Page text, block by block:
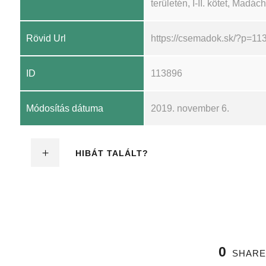
területén, I-II. kötet,
Rövid Url https://csemadok.sk/
ID 113896
Módosítás dátuma 2019. november 6.
HIBÁT TALÁLT?
0